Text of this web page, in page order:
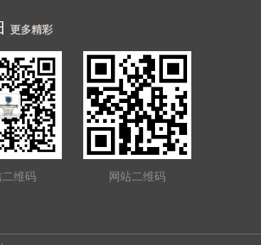
更多精彩
维码 网站二维码